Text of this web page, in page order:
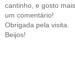
cantinho, e gosto
um comentário!
Obrigada pela visita.
Beijos!